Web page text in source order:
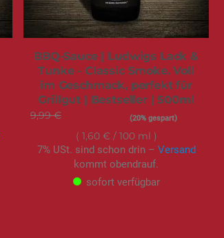
BBQ-Sauce | Ludwigs Lack &
Tunke - Classic Smoke. Voll
im Geschmack, perfekt für
Grillgut | Bestseller | 500ml
9,99 € Sonderangebot(20% gespart)
1,60 €/ 100 ml
7% USt. sind schon drin – Versand
kommt obendrauf.
sofort verfügbar